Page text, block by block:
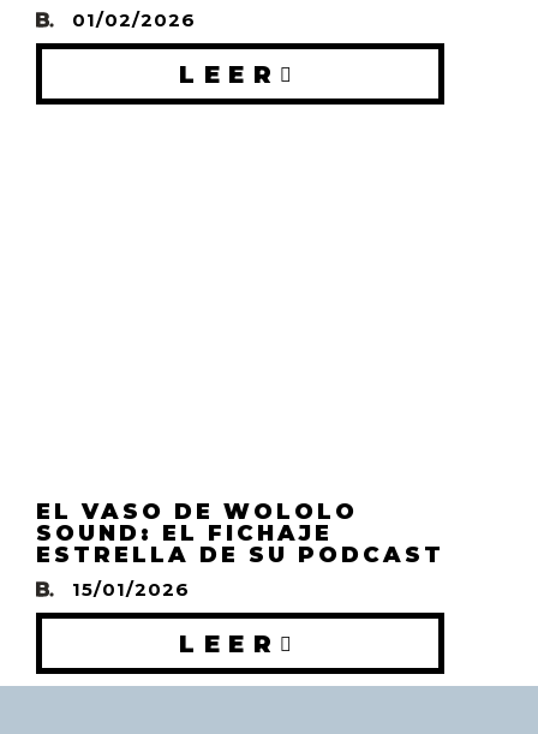
01/02/2026
LEER
EL VASO DE WOLOLO
SOUND: EL FICHAJE
ESTRELLA DE SU PODCAST
15/01/2026
LEER